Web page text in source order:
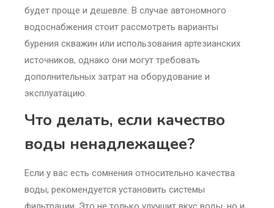
будет проще и дешевле. В случае автономного
водоснабжения стоит рассмотреть варианты
бурения скважин или использования артезианских
источников, однако они могут требовать
дополнительных затрат на оборудование и
эксплуатацию.
Что делать, если качество
воды ненадлежащее?
Если у вас есть сомнения относительно качества
воды, рекомендуется установить системы